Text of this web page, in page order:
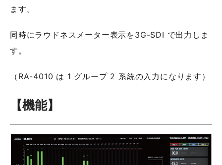
ます。
同時にラウドネスメーター表示を3G-SDI で出力しま
す。
（RA-4010 は 1 グループ 2 系統の入力になります）
【機能】